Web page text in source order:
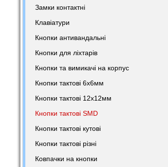
Замки контактні
Клавіатури
Кнопки антивандальні
Кнопки для ліхтарів
Кнопки та вимикачі на корпус
Кнопки тактові 6х6мм
Кнопки тактові 12х12мм
Кнопки тактові SMD
Кнопки тактові кутові
Кнопки тактові різні
Ковпачки на кнопки